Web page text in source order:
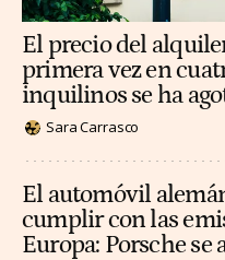
El precio del
primera vez en
inquilinos se ha
Sara Carrasco
El automóvil
cumplir con las
Europa: Porsche se